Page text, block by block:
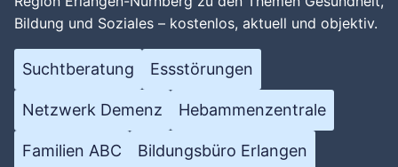
Wird geladen …
Bildung und Soziales – kostenlos, aktuell und objektiv.
Suchtberatung Essstörungen
Netzwerk Demenz Hebammenzentrale
Familien ABC Bildungsbüro Erlangen